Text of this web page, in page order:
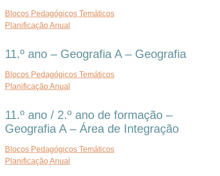
Blocos Pedagógicos Temáticos
Planificação Anual
11.º ano – Geografia A – Geografia
Blocos Pedagógicos Temáticos
Planificação Anual
11.º ano / 2.º ano de formação –
Geografia A – Área de Integração
Blocos Pedagógicos Temáticos
Planificação Anual